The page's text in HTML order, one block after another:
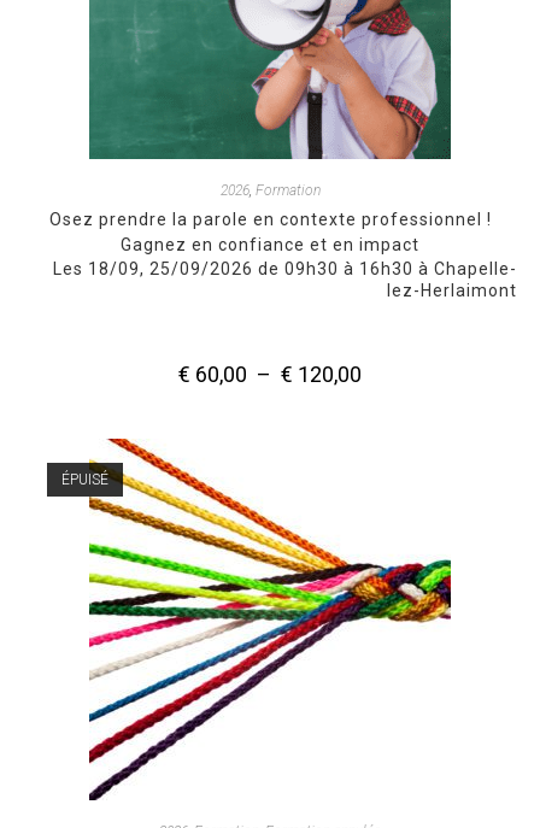
2026, Formation
Osez prendre la parole en contexte professionnel !
Gagnez en confiance et en impact
Les 18/09, 25/09/2026 de 09h30 à 16h30 à Chapelle-
lez-Herlaimont
€ 60,00 – € 120,00
ÉPUISÉ